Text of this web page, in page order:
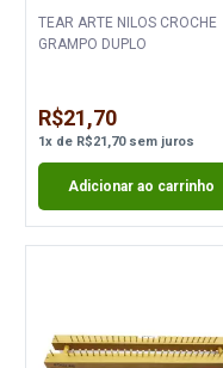
TEAR ARTE NILOS CROCHE
GRAMPO DUPLO
R$21,70
1x de R$21,70sem juros
Adicionar ao carrinho